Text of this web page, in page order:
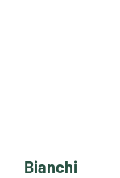
Bianchi